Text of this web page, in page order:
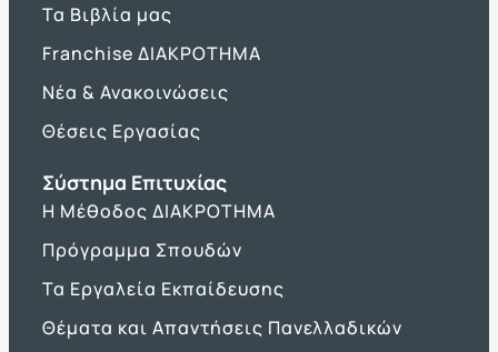
Τα Βιβλία μας
Franchise ΔΙΑΚΡΟΤΗΜΑ
Νέα & Ανακοινώσεις
Θέσεις Εργασίας
Σύστημα Επιτυχίας
Η Μέθοδος ΔΙΑΚΡΟΤΗΜΑ
Πρόγραμμα Σπουδών
Τα Εργαλεία Εκπαίδευσης
Θέματα και Απαντήσεις Πανελλαδικών